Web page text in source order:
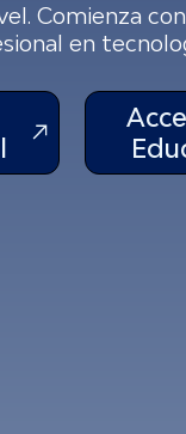
Comienza
en